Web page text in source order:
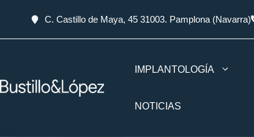
C. Castillo de Maya, 45 31003. Pamplona (Navarra)
IMPLANTOLOGÍA
NOTICIAS